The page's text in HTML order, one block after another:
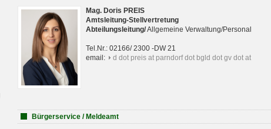
Mag. Doris PREIS
Amtsleitung-Stellvertretung
Abteilungsleitung/Allgemeine Verwaltung/Personal
Tel.Nr.: 02166/ 2300 -DW 21
email:
d dot preis at parndorf dot bgld dot gv dot at
Bürgerservice / Meldeamt